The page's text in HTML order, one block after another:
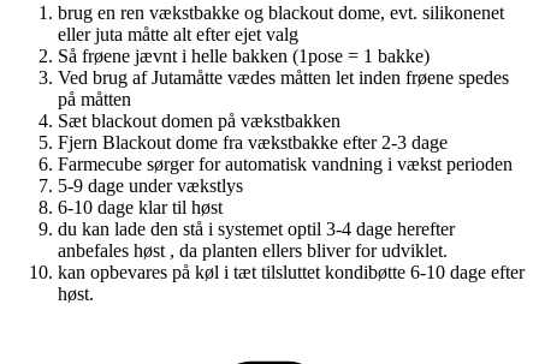
brug en ren vækstbakke og blackout dome, evt. silikonenet
eller juta måtte alt efter ejet valg
Så frøene jævnt i helle bakken (1pose = 1 bakke)
Ved brug af Jutamåtte vædes måtten let inden frøene spedes
på måtten
Sæt blackout domen på vækstbakken
Fjern Blackout dome fra vækstbakke efter 2-3 dage
Farmecube sørger for automatisk vandning i vækst perioden
5-9 dage under vækstlys
6-10 dage klar til høst
du kan lade den stå i systemet optil 3-4 dage herefter
anbefales høst , da planten ellers bliver for udviklet.
kan opbevares på køl i tæt tilsluttet kondibøtte 6-10 dage efter
høst.